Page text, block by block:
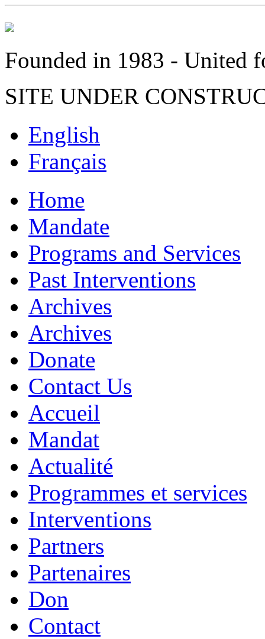
Founded in 1983 - United
SITE UNDER
English
Français
Home
Mandate
Programs and Services
Past Interventions
Archives
Archives
Donate
Contact Us
Accueil
Mandat
Actualité
Programmes et services
Interventions
Partners
Partenaires
Don
Contact